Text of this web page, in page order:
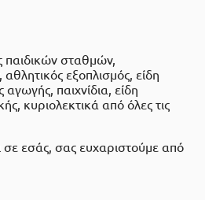
σταθμών,
εξοπλισμός, είδη
αγωγής, παιχνίδια, είδη
κυριολεκτικά από όλες τις
σε εσάς, σας ευχαριστούμε από